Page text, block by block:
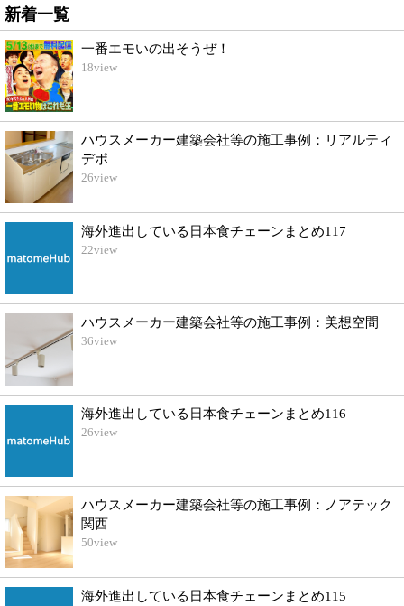
新着一覧
一番エモいの出そうぜ！
18view
ハウスメーカー建築会社等の施工事例：リアルティ
デポ
26view
海外進出している日本食チェーンまとめ117
22view
ハウスメーカー建築会社等の施工事例：美想空間
36view
海外進出している日本食チェーンまとめ116
26view
ハウスメーカー建築会社等の施工事例：ノアテック
関西
50view
海外進出している日本食チェーンまとめ115